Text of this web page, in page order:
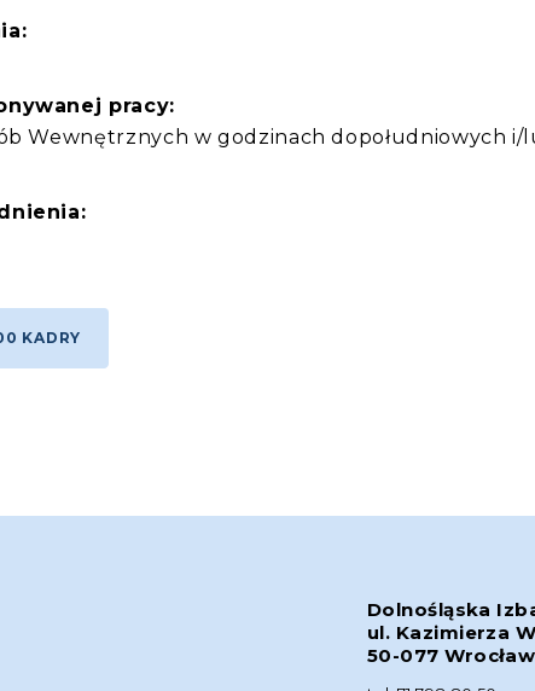
pracy:
Wewnętrznych w godzinach dopołudniowych i/
KADRY
Dolnośląska
ul. Kazimierza
50-077 Wrocław